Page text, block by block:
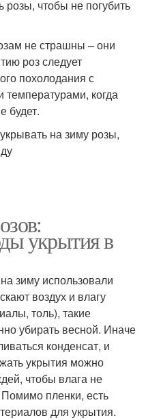
розы, чтобы не погубить
не страшны – они
роз следует
похолодания с
когда
будет.
на зиму розы,
укрытия в
зиму использовали
воздух и влагу
толь), такие
убирать весной. Иначе
конденсат, и
укрытия можно
чтобы влага не
пленки, есть
для укрытия.